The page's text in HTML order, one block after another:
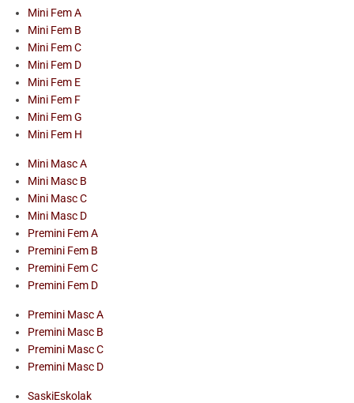
Mini Fem A
Mini Fem B
Mini Fem C
Mini Fem D
Mini Fem E
Mini Fem F
Mini Fem G
Mini Fem H
Mini Masc A
Mini Masc B
Mini Masc C
Mini Masc D
Premini Fem A
Premini Fem B
Premini Fem C
Premini Fem D
Premini Masc A
Premini Masc B
Premini Masc C
Premini Masc D
SaskiEskolak